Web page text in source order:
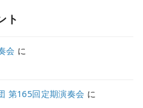
ト
会 に
第165回定期演奏会 に